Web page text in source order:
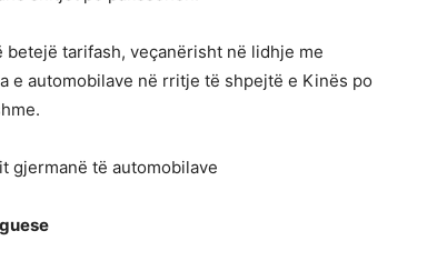
tarifash, veçanërisht në lidhje me
e automobilave në rritje të shpejtë e Kinës po
gjermanë të automobilave